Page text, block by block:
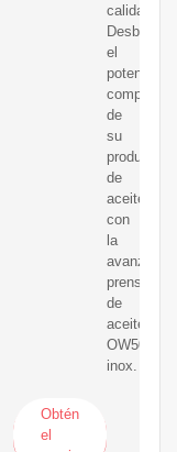
calidad
el
potencial
completo
de
su
producción
de
aceite
con
la
avanzada
prensa
de
aceite
OW500s-
inox.
Obtén
el